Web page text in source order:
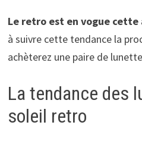
Le retro est en vogue cette
à suivre cette tendance la
achèterez une paire de
La tendance des
soleil retro